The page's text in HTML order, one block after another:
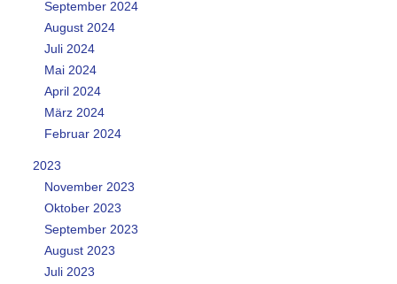
September 2024
August 2024
Juli 2024
Mai 2024
April 2024
März 2024
Februar 2024
2023
November 2023
Oktober 2023
September 2023
August 2023
Juli 2023